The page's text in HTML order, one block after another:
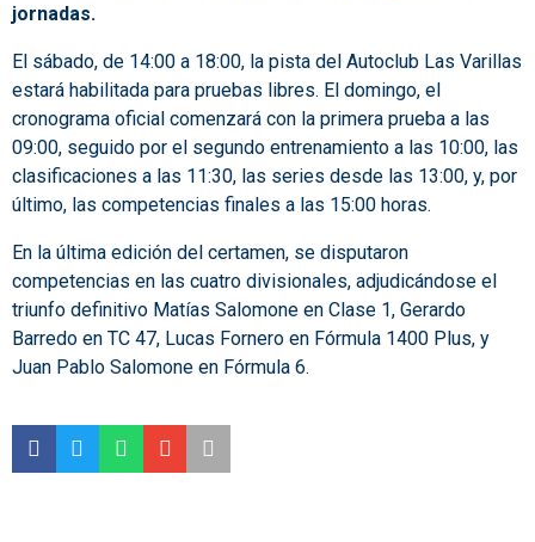
jornadas.
El sábado, de 14:00 a 18:00, la pista del Autoclub Las Varillas
estará habilitada para pruebas libres. El domingo, el
cronograma oficial comenzará con la primera prueba a las
09:00, seguido por el segundo entrenamiento a las 10:00, las
clasificaciones a las 11:30, las series desde las 13:00, y, por
último, las competencias finales a las 15:00 horas.
En la última edición del certamen, se disputaron
competencias en las cuatro divisionales, adjudicándose el
triunfo definitivo Matías Salomone en Clase 1, Gerardo
Barredo en TC 47, Lucas Fornero en Fórmula 1400 Plus, y
Juan Pablo Salomone en Fórmula 6.